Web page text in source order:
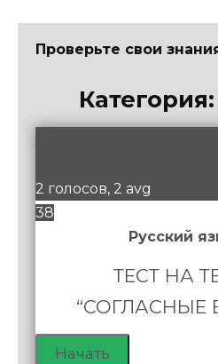
Проверьте свои
Категория:
2 голосов, 2 avg
38
Русский
ТЕСТ НА
“СОГЛАСНЫЕ